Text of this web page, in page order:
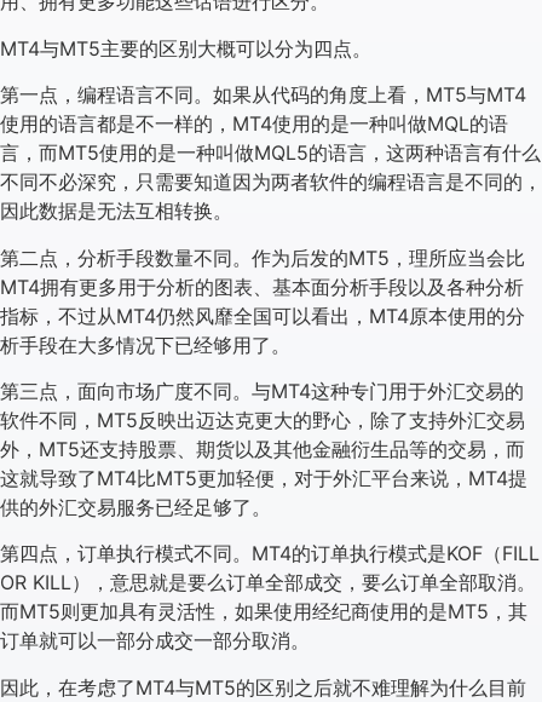
MT4与MT5主要的区别大概可以分为四点。
第一点，编程语言不同。如果从代码的角度上看，MT5与MT4
使用的语言都是不一样的，MT4使用的是一种叫做MQL的语
言，而MT5使用的是一种叫做MQL5的语言，这两种语言有什么
不同不必深究，只需要知道因为两者软件的编程语言是不同的，
因此数据是无法互相转换。
第二点，分析手段数量不同。作为后发的MT5，理所应当会比
MT4拥有更多用于分析的图表、基本面分析手段以及各种分析
指标，不过从MT4仍然风靡全国可以看出，MT4原本使用的分
析手段在大多情况下已经够用了。
第三点，面向市场广度不同。与MT4这种专门用于外汇交易的
软件不同，MT5反映出迈达克更大的野心，除了支持外汇交易
外，MT5还支持股票、期货以及其他金融衍生品等的交易，而
这就导致了MT4比MT5更加轻便，对于外汇平台来说，MT4提
供的外汇交易服务已经足够了。
第四点，订单执行模式不同。MT4的订单执行模式是KOF（FILL
OR KILL），意思就是要么订单全部成交，要么订单全部取消。
而MT5则更加具有灵活性，如果使用经纪商使用的是MT5，其
订单就可以一部分成交一部分取消。
因此，在考虑了MT4与MT5的区别之后就不难理解为什么目前